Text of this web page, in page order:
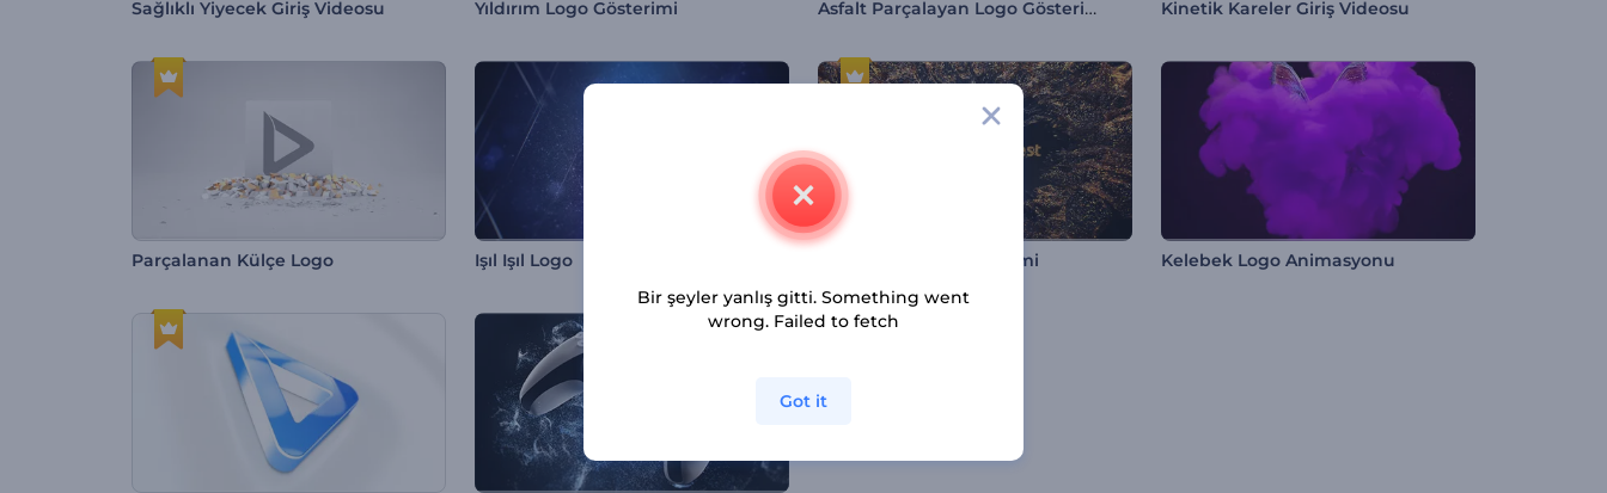
Sağlıklı Yiyecek Giriş Videosu Yıldırım Logo Gösterimi Asfalt Parçalayan Logo Gösterimi Kinetik Kareler Giriş Videosu
Parçalanan Külçe Logo Işıl Işıl Logo Sihir Tozu Logo Gösterimi Kelebek Logo Animasyonu
Bir şeyler yanlış gitti. Something went
wrong. Failed to fetch
Got it